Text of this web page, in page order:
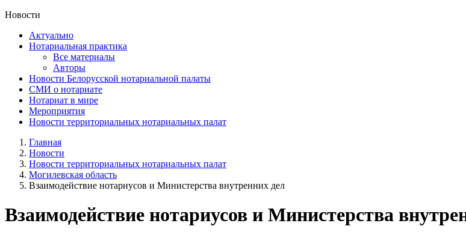
Новости
Актуально
Нотариальная практика
Все материалы
Авторы
Новости Белорусской нотариальной палаты
СМИ о нотариате
Нотариат в мире
Мероприятия
Новости территориальных нотариальных палат
Главная
Новости
Новости территориальных нотариальных палат
Могилевская область
Взаимодействие нотариусов и Министерства внутренних дел
Взаимодействие нотариусов и Министерства